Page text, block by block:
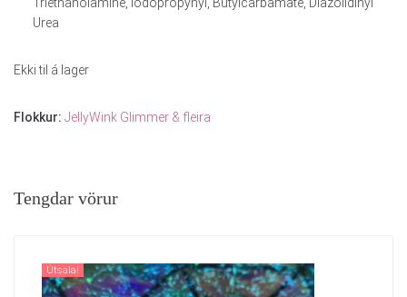
Triethanolamine, Iodopropynyl, Butylcarbamate, Diazolidinyl
Urea
Ekki til á lager
Flokkur: JellyWink Glimmer & fleira
Tengdar vörur
Útsala!